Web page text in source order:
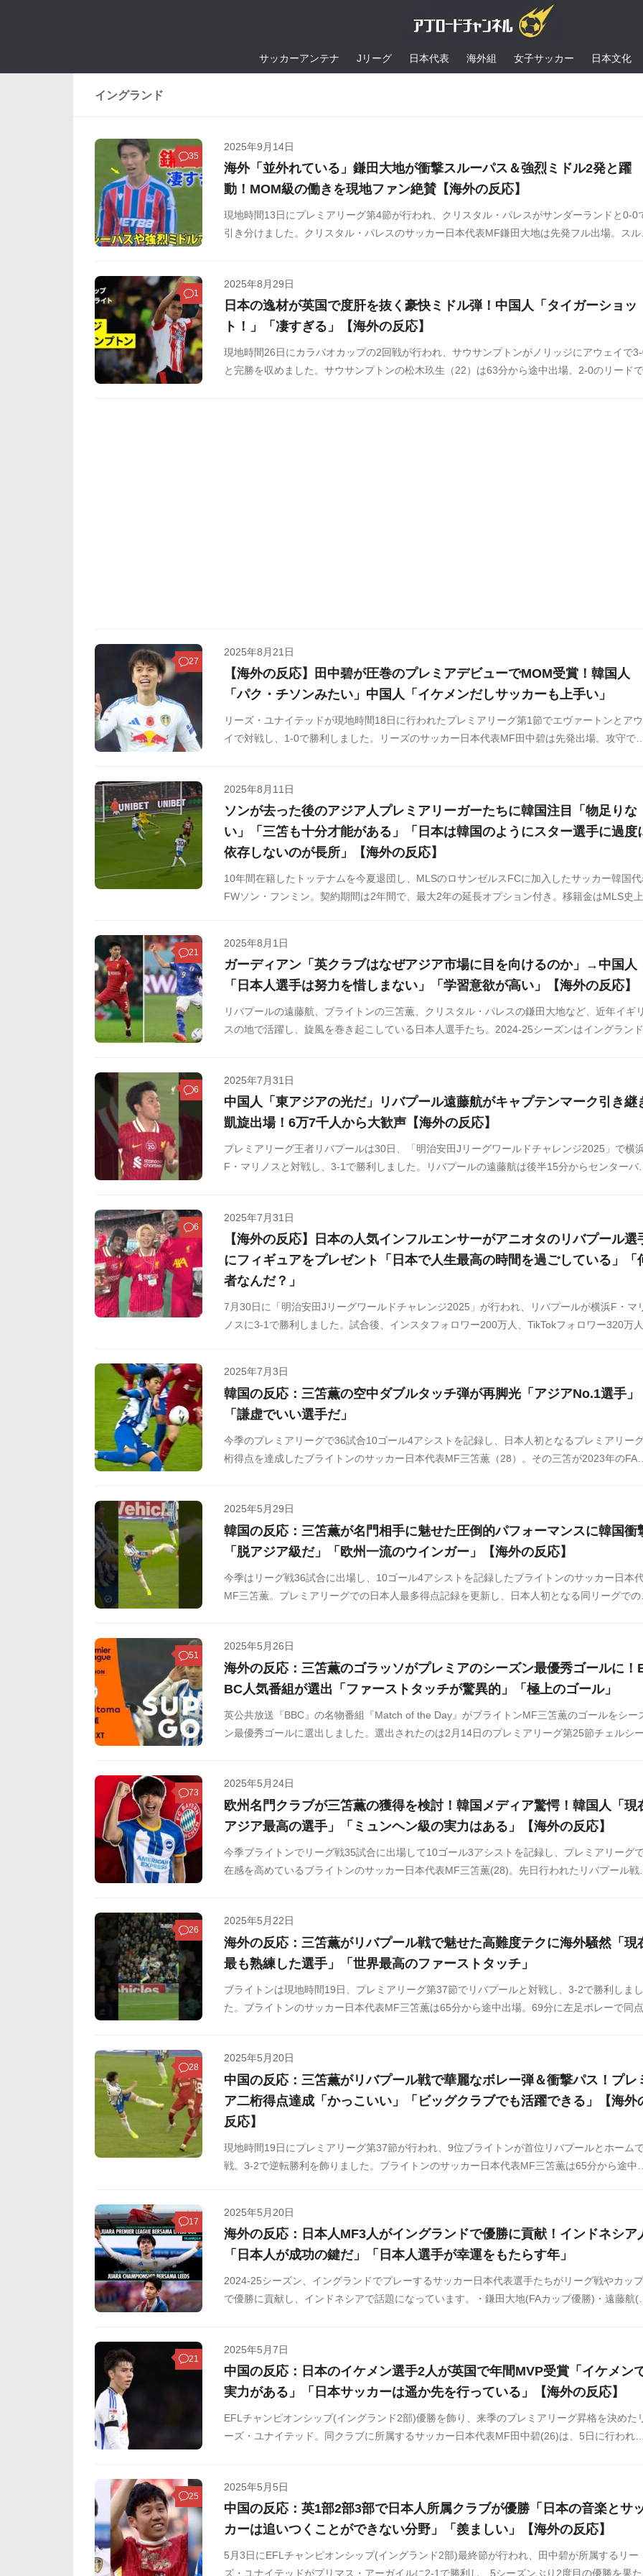
サッカーアンテナ Jリーグ 日本代表 海外組 女子サッカー 日本文化
イングランド
35
2025年9月14日
海外「並外れている」鎌田大地が衝撃スルーパス＆強烈ミドル2発と躍
動！MOM級の働きを現地ファン絶賛【海外の反応】
現地時間13日にプレミアリーグ第4節が行われ、クリスタル・パレスがサンダーランドと0-0
引き分けました。クリスタル・パレスのサッカー日本代表MF鎌田大地は先発フル出場。スル
1
2025年8月29日
日本の逸材が英国で度肝を抜く豪快ミドル弾！中国人「タイガーショッ
ト！」「凄すぎる」【海外の反応】
現地時間26日にカラバオカップの2回戦が行われ、サウサンプトンがノリッジにアウェイで
と完勝を収めました。サウサンプトンの松木玖生（22）は63分から途中出場。2-0のリードで
27
2025年8月21日
【海外の反応】田中碧が圧巻のプレミアデビューでMOM受賞！韓国人
「パク・チソンみたい」中国人「イケメンだしサッカーも上手い」
リーズ・ユナイテッドが現地時間18日に行われたプレミアリーグ第1節でエヴァートンとアウ
イで対戦し、1-0で勝利しました。リーズのサッカー日本代表MF田中碧は先発出場。攻守で存
2025年8月11日
ソンが去った後のアジア人プレミアリーガーたちに韓国注目「物足りな
い」「三笘も十分才能がある」「日本は韓国のようにスター選手に過度
依存しないのが長所」【海外の反応】
10年間在籍したトッテナムを今夏退団し、MLSのロサンゼルスFCに加入したサッカー韓国代
FWソン・フンミン。契約期間は2年間で、最大2年の延長オプション付き。移籍金はMLS史上
21
2025年8月1日
ガーディアン「英クラブはなぜアジア市場に目を向けるのか」→中国人
「日本人選手は努力を惜しまない」「学習意欲が高い」【海外の反応】
リバプールの遠藤航、ブライトンの三笘薫、クリスタル・パレスの鎌田大地など、近年イギリ
スの地で活躍し、旋風を巻き起こしている日本人選手たち。2024-25シーズンはイングラン
アジア人選手について特集し、中国で話題になっています。
6
2025年7月31日
中国人「東アジアの光だ」リバプール遠藤航がキャプテンマーク引き継
凱旋出場！6万7千人から大歓声【海外の反応】
プレミアリーグ王者リバプールは30日、「明治安田Jリーグワールドチャレンジ2025」で横
F・マリノスと対戦し、3-1で勝利しました。リバプールの遠藤航は後半15分からセンターバ
6
2025年7月31日
【海外の反応】日本の人気インフルエンサーがアニオタのリバプール選
にフィギュアをプレゼント「日本で人生最高の時間を過ごしている」「
者なんだ？」
7月30日に「明治安田Jリーグワールドチャレンジ2025」が行われ、リバプールが横浜F・マ
ノスに3-1で勝利しました。試合後、インスタフォロワー200万人、TikTokフォロワー320万
ています。
2025年7月3日
韓国の反応：三笘薫の空中ダブルタッチ弾が再脚光「アジアNo.1選手」
「謙虚でいい選手だ」
今季のプレミアリーグで36試合10ゴール4アシストを記録し、日本人初となるプレミアリー
桁得点を達成したブライトンのサッカー日本代表MF三笘薫（28）。その三笘が2023年のFAカ
2025年5月29日
韓国の反応：三笘薫が名門相手に魅せた圧倒的パフォーマンスに韓国衝
「脱アジア級だ」「欧州一流のウインガー」【海外の反応】
今季はリーグ戦36試合に出場し、10ゴール4アシストを記録したブライトンのサッカー日本
MF三笘薫。プレミアリーグでの日本人最多得点記録を更新し、日本人初となる同リーグでの
51
2025年5月26日
海外の反応：三笘薫のゴラッソがプレミアのシーズン最優秀ゴールに！
BC人気番組が選出「ファーストタッチが驚異的」「極上のゴール」
英公共放送『BBC』の名物番組『Match of the Day』がブライトンMF三笘薫のゴールをシー
ン最優秀ゴールに選出しました。選出されたのは2月14日のプレミアリーグ第25節チェルシー
73
2025年5月24日
欧州名門クラブが三笘薫の獲得を検討！韓国メディア驚愕！韓国人「現
アジア最高の選手」「ミュンヘン級の実力はある」【海外の反応】
今季ブライトンでリーグ戦35試合に出場して10ゴール3アシストを記録し、プレミアリーグ
在感を高めているブライトンのサッカー日本代表MF三笘薫(28)。先日行われたリバプール戦で
26
2025年5月22日
海外の反応：三笘薫がリバプール戦で魅せた高難度テクに海外騒然「現
最も熟練した選手」「世界最高のファーストタッチ」
ブライトンは現地時間19日、プレミアリーグ第37節でリバプールと対戦し、3-2で勝利しまし
た。ブライトンのサッカー日本代表MF三笘薫は65分から途中出場。69分に左足ボレーで同点
28
2025年5月20日
中国の反応：三笘薫がリバプール戦で華麗なボレー弾＆衝撃パス！プレ
ア二桁得点達成「かっこいい」「ビッグクラブでも活躍できる」【海外
反応】
現地時間19日にプレミアリーグ第37節が行われ、9位ブライトンが首位リバプールとホーム
戦。3-2で逆転勝利を飾りました。ブライトンのサッカー日本代表MF三笘薫は65分から途中出
17
2025年5月20日
海外の反応：日本人MF3人がイングランドで優勝に貢献！インドネシア
「日本人が成功の鍵だ」「日本人選手が幸運をもたらす年」
2024-25シーズン、イングランドでプレーするサッカー日本代表選手たちがリーグ戦やカッ
で優勝に貢献し、インドネシアで話題になっています。・鎌田大地(FAカップ優勝)・遠藤航(プ
21
2025年5月7日
中国の反応：日本のイケメン選手2人が英国で年間MVP受賞「イケメン
実力がある」「日本サッカーは遥か先を行っている」【海外の反応】
EFLチャンピオンシップ(イングランド2部)優勝を飾り、来季のプレミアリーグ昇格を決めた
ーズ・ユナイテッド。同クラブに所属するサッカー日本代表MF田中碧(26)は、5日に行われた
25
2025年5月5日
中国の反応：英1部2部3部で日本人所属クラブが優勝「日本の音楽とサ
カーは追いつくことができない分野」「羨ましい」【海外の反応】
5月3日にEFLチャンピオンシップ(イングランド2部)最終節が行われ、田中碧が所属するリー
ズ・ユナイテッドがプリマス・アーガイルに2-1で勝利し、5シーズンぶり2度目の優勝を果た